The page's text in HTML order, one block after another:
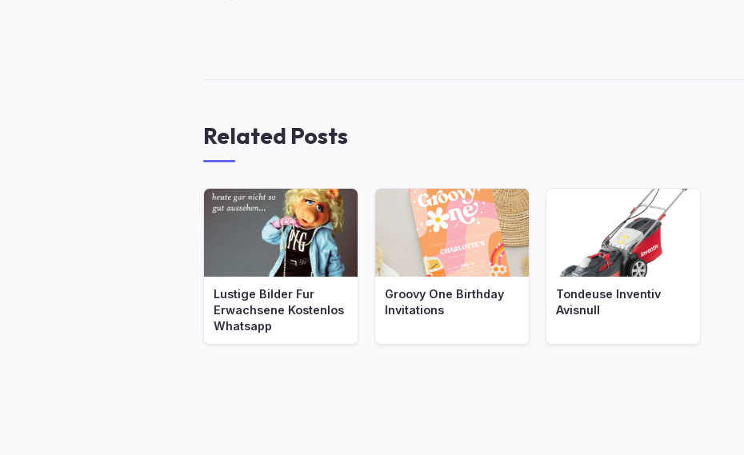
Related Posts
Lustige Bilder Fur
Erwachsene Kostenlos
Whatsapp
Groovy One Birthday
Invitations
Tondeuse Inventiv
Avisnull